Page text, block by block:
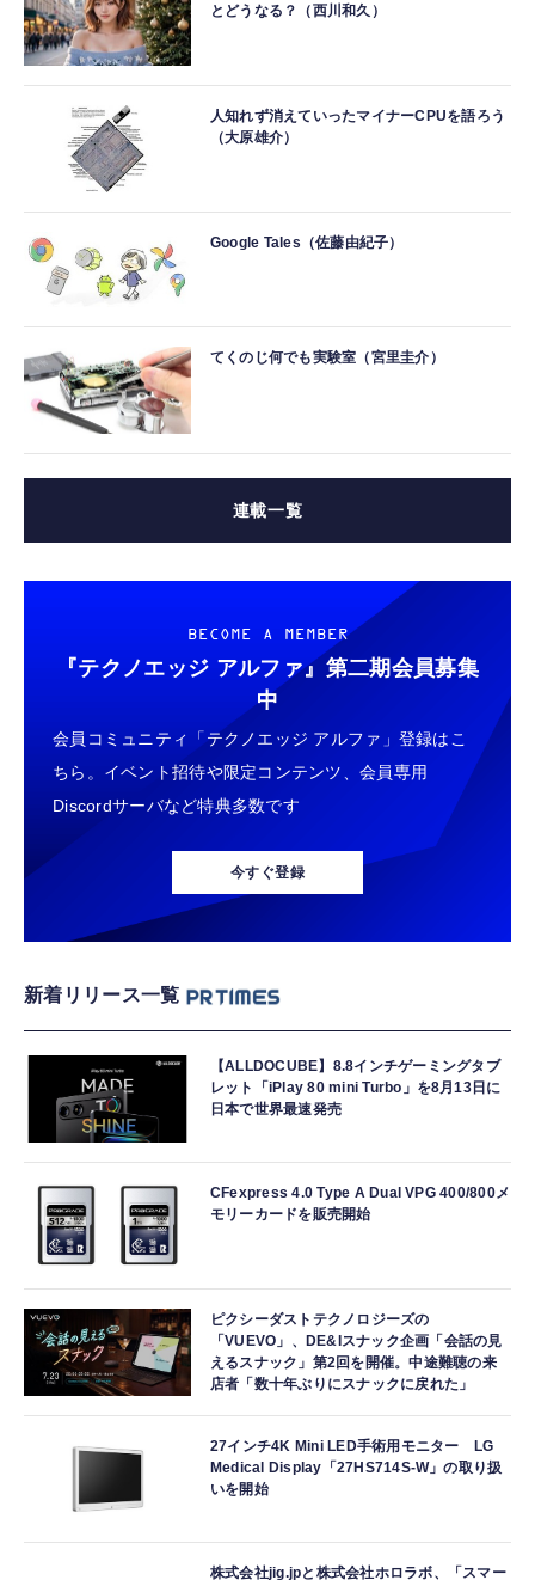
とどうなる？（西川和久）
人知れず消えていったマイナーCPUを語ろう
（大原雄介）
Google Tales（佐藤由紀子）
てくのじ何でも実験室（宮里圭介）
連載一覧
BECOME A MEMBER
『テクノエッジ アルファ』 第二期会員募集
中
会員コミュニティ「テクノエッジ アルファ」登録はこ
ちら。イベント招待や限定コンテンツ、会員専用
Discordサーバなど特典多数です
今すぐ登録
新着リリース一覧
【ALLDOCUBE】8.8インチゲーミングタブ
レット「iPlay 80 mini Turbo」を8月13日に
日本で世界最速発売
CFexpress 4.0 Type A Dual VPG 400/800メ
モリーカードを販売開始
ピクシーダストテクノロジーズの
「VUEVO」、DE&Iスナック企画「会話の見
えるスナック」第2回を開催。中途難聴の来
店者「数十年ぶりにスナックに戻れた」
27インチ4K Mini LED手術用モニター LG
Medical Display「27HS714S-W」の取り扱
いを開始
株式会社jig.jpと株式会社ホロラボ、「スマー